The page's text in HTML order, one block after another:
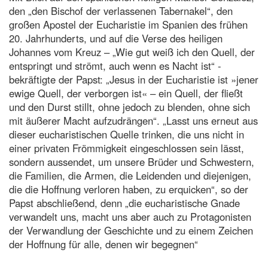
den „den Bischof der verlassenen Tabernakel“, den
großen Apostel der Eucharistie im Spanien des frühen
20. Jahrhunderts, und auf die Verse des heiligen
Johannes vom Kreuz – „Wie gut weiß ich den Quell, der
entspringt und strömt, auch wenn es Nacht ist“ -
bekräftigte der Papst: „Jesus in der Eucharistie ist »jener
ewige Quell, der verborgen ist« – ein Quell, der fließt
und den Durst stillt, ohne jedoch zu blenden, ohne sich
mit äußerer Macht aufzudrängen“. „Lasst uns erneut aus
dieser eucharistischen Quelle trinken, die uns nicht in
einer privaten Frömmigkeit eingeschlossen sein lässt,
sondern aussendet, um unsere Brüder und Schwestern,
die Familien, die Armen, die Leidenden und diejenigen,
die die Hoffnung verloren haben, zu erquicken“, so der
Papst abschließend, denn „die eucharistische Gnade
verwandelt uns, macht uns aber auch zu Protagonisten
der Verwandlung der Geschichte und zu einem Zeichen
der Hoffnung für alle, denen wir begegnen“